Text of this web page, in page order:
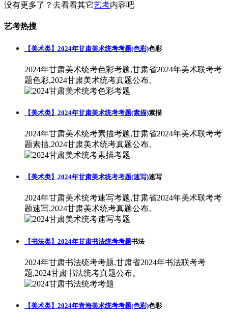
没有更多了？去看看其它艺考内容吧
艺考热搜
【美术类】2024年甘肃美术统考考题(色彩)色彩
2024年甘肃美术统考色彩考题,甘肃省2024年美术联考考
题色彩,2024甘肃美术统考真题公布。
【美术类】2024年甘肃美术统考考题(素描)素描
2024年甘肃美术统考素描考题,甘肃省2024年美术联考考
题素描,2024甘肃美术统考真题公布。
【美术类】2024年甘肃美术统考考题(速写)速写
2024年甘肃美术统考速写考题,甘肃省2024年美术联考考
题速写,2024甘肃美术统考真题公布。
【书法类】2024年甘肃书法统考考题书法
2024年甘肃书法统考考题,甘肃省2024年书法联考考
题,2024甘肃书法统考真题公布。
【美术类】2024年青海美术统考考题(色彩)色彩